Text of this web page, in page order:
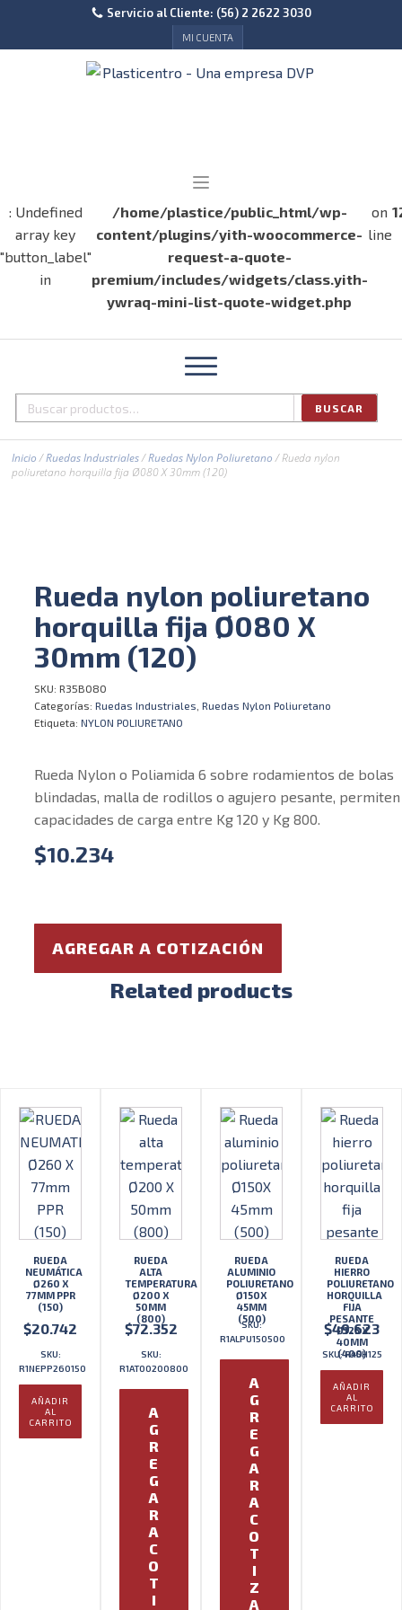
Servicio al Cliente: (56) 2 2622 3030
MI CUENTA
: Undefined
array key
"button_label"
in
/home/plastice/public_html/wp-
content/plugins/yith-woocommerce-
request-a-quote-
premium/includes/widgets/class.yith-
ywraq-mini-list-quote-widget.php
on
line
Buscar
BUSCAR
Inicio/Ruedas Industriales/Ruedas Nylon Poliuretano/ Rueda nylon
poliuretano horquilla fija Ø080 X 30mm (120)
Rueda nylon poliuretano
horquilla fija Ø080 X
30mm (120)
SKU: R35B080
Categorías: Ruedas Industriales Ruedas Nylon Poliuretano
Etiqueta: NYLON POLIURETANO
Rueda Nylon o Poliamida 6 sobre rodamientos de bolas
blindadas, malla de rodillos o agujero pesante, permiten
capacidades de carga entre Kg 120 y Kg 800.
$10.234
AGREGAR A COTIZACIÓN
Related products
RUEDA
NEUMÁTICA
Ø260 X
77MM PPR
(150)
$20.742
SKU:
R1NEPP260150
AÑADIR
AL
CARRITO
RUEDA
ALTA
TEMPERATURA
Ø200 X
50MM
(800)
$72.352
SKU:
R1AT00200800
A
G
R
E
G
A
R
A
C
O
T
I
RUEDA
ALUMINIO
POLIURETANO
Ø150X
45MM
(500)
SKU:
R1ALPU150500
A
G
R
E
G
A
R
A
C
O
T
I
Z
A
RUEDA
HIERRO
POLIURETANO
HORQUILLA
FIJA
PESANTE
Ø125 X
40MM
(400)
$49.623
SKU: R45H125
AÑADIR
AL
CARRITO